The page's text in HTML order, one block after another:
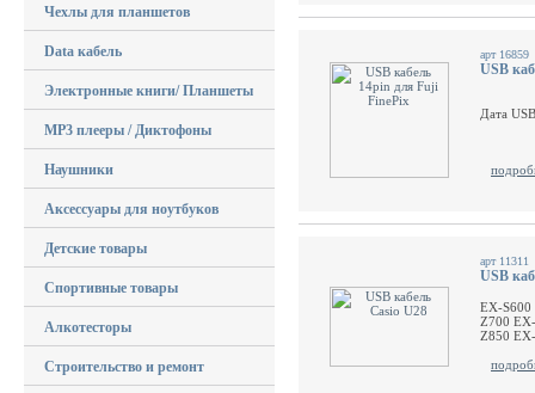
Чехлы для планшетов
Data кабель
Электронные книги/ Планшеты
MP3 плееры / Диктофоны
Наушники
Аксессуары для ноутбуков
Детские товары
Спортивные товары
Алкотесторы
Строительство и ремонт
арт 16859
USB
Дата
арт 11311
USB
EX-
Z700
Z850